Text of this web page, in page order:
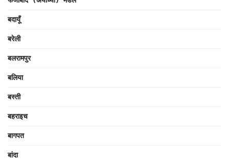
बदायूँ
बरेली
बलरामपुर
बलिया
बस्ती
बहराइच
बागपत
बांदा